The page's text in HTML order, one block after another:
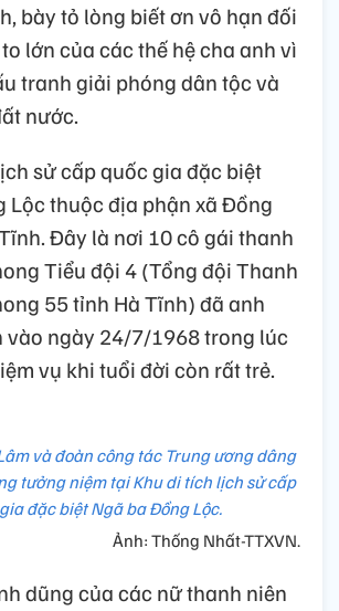
bày tỏ lòng biết ơn vô hạn đối
lớn của các thế hệ cha anh vì
tranh giải phóng dân tộc và
nước.
sử cấp quốc gia đặc biệt
Lộc thuộc địa phận xã Đồng
Đây là nơi 10 cô gái thanh
Tiểu đội 4 (Tổng đội Thanh
55 tỉnh Hà Tĩnh) đã anh
vào ngày 24/7/1968 trong lúc
vụ khi tuổi đời còn rất trẻ.
và đoàn công tác Trung ương dâng
tưởng niệm tại Khu di tích lịch sử cấp
đặc biệt Ngã ba Đồng Lộc.
Ảnh: Thống Nhất-TTXVN.
dũng của các nữ thanh niên